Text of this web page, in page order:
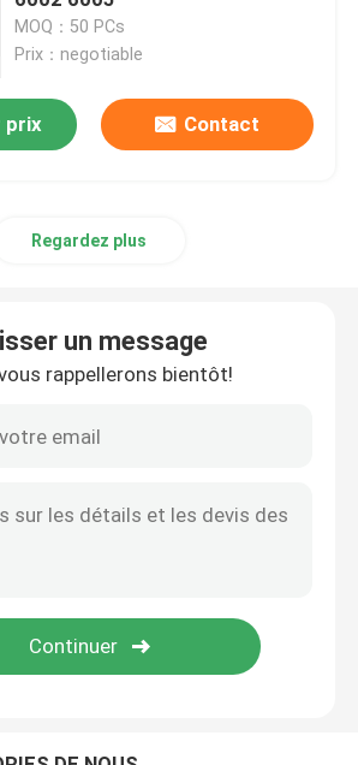
hybrides
de silicium
en céramique
avancée
de silicium
de zircone
de carbure de silicium
MOQ：50 PCs
Prix：negotiable
prix Contact
Regardez plus
un message
rappellerons bientôt!